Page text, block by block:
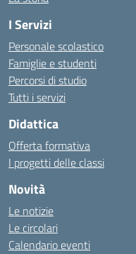
I Servizi
Personale scolastico
Famiglie e studenti
Percorsi di studio
Tutti i servizi
Didattica
Offerta formativa
I progetti delle classi
Novità
Le notizie
Le circolari
Calendario eventi